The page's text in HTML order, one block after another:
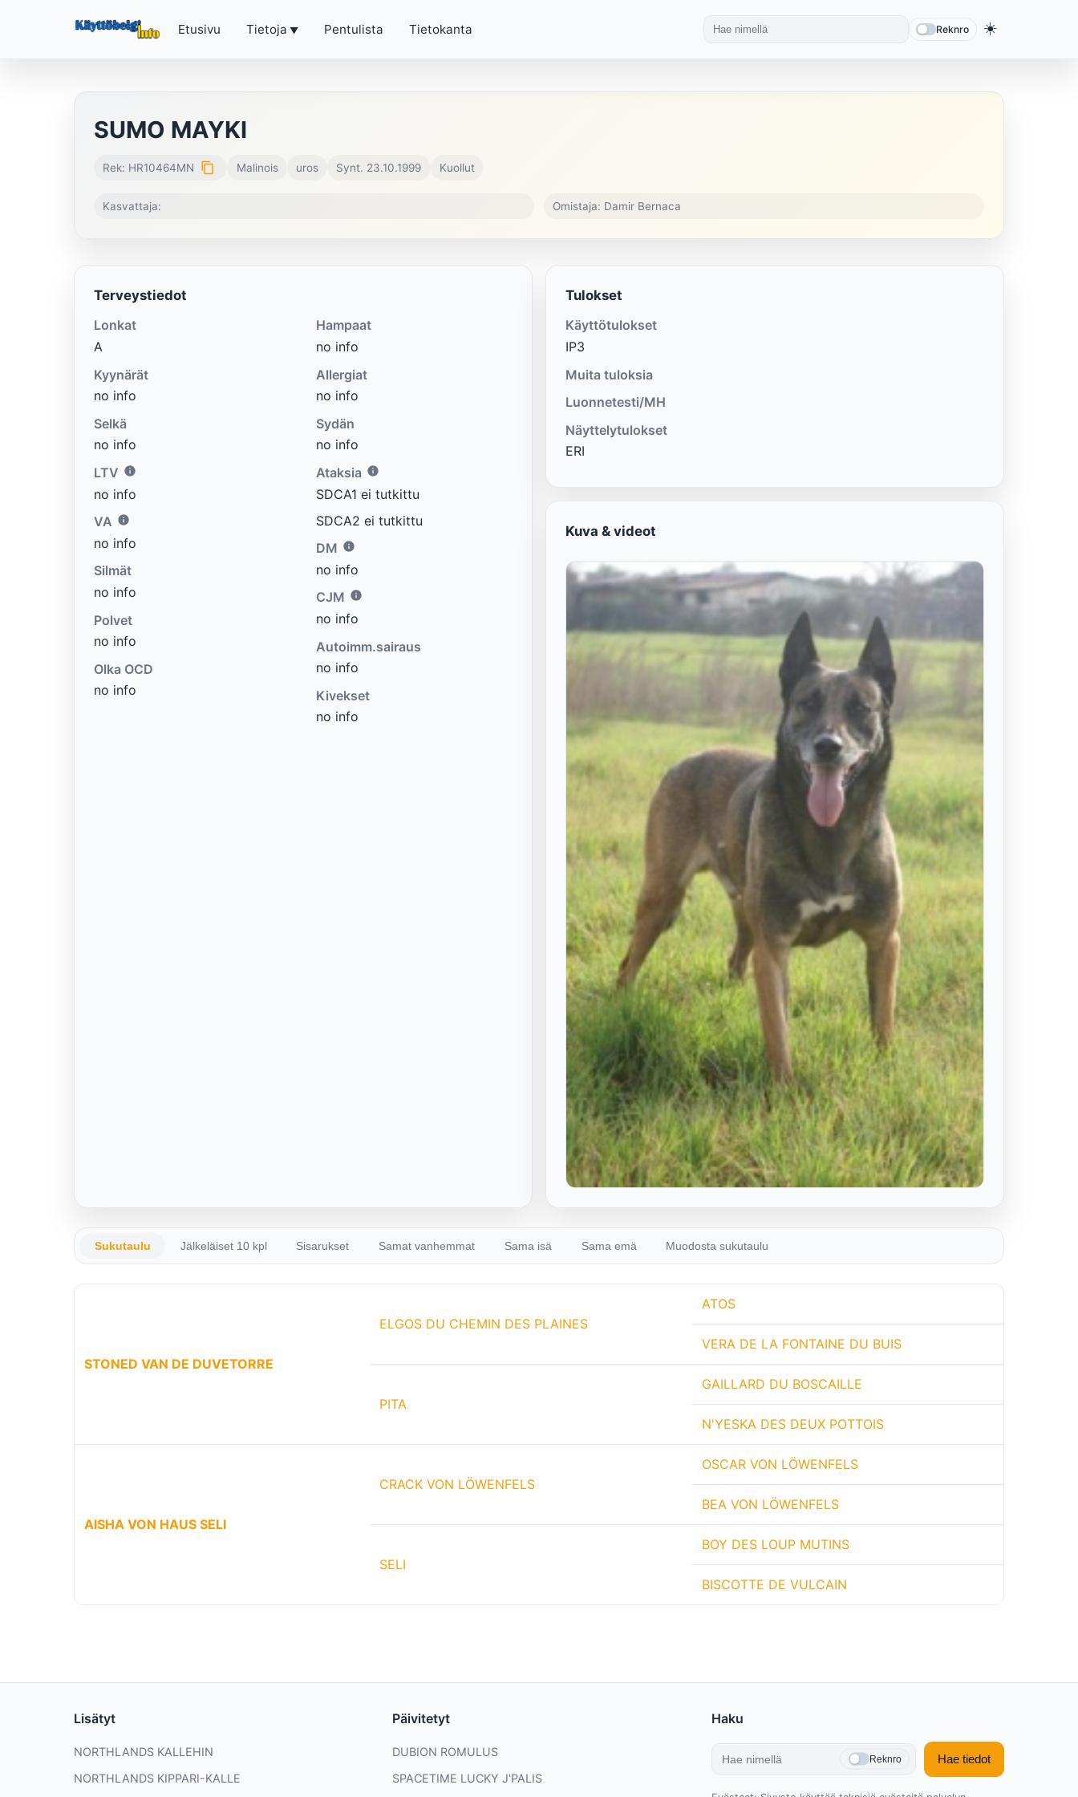
Etusivu Tietoja Pentulista Tietokanta Reknro ☀️
SUMO MAYKI
Rek: HR10464MN content_copy Malinois uros Synt. 23.10.1999 Kuollut
Kasvattaja: Omistaja: Damir Bernaca
Terveystiedot
Lonkat
A
Kyynärät
no info
Selkä
no info
LTV
no info
VA
no info
Silmät
no info
Polvet
no info
Olka OCD
no info
Hampaat
no info
Allergiat
no info
Sydän
no info
Ataksia
SDCA1 ei tutkittu
SDCA2 ei tutkittu
DM
no info
CJM
no info
Autoimm.sairaus
no info
Kivekset
no info
Tulokset
Käyttötulokset
IP3
Muita tuloksia
Luonnetesti/MH
Näyttelytulokset
ERI
Kuva & videot
Sukutaulu Jälkeläiset 10 kpl Sisarukset Samat vanhemmat Sama isä Sama emä Muodosta sukutaulu
STONED VAN DE DUVETORRE
ELGOS DU CHEMIN DES PLAINES
ATOS
VERA DE LA FONTAINE DU BUIS
PITA
GAILLARD DU BOSCAILLE
N'YESKA DES DEUX POTTOIS
AISHA VON HAUS SELI
CRACK VON LÖWENFELS
OSCAR VON LÖWENFELS
BEA VON LÖWENFELS
SELI
BOY DES LOUP MUTINS
BISCOTTE DE VULCAIN
Lisätyt
NORTHLANDS KALLEHIN
NORTHLANDS KIPPARI-KALLE
Päivitetyt
DUBION ROMULUS
SPACETIME LUCKY J'PALIS
Haku
Reknro Hae tiedot